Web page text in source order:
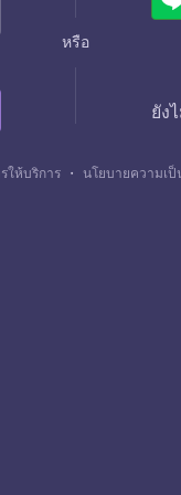
หรือ
ยัง
ให้บริการ ・ นโยบายความเป็